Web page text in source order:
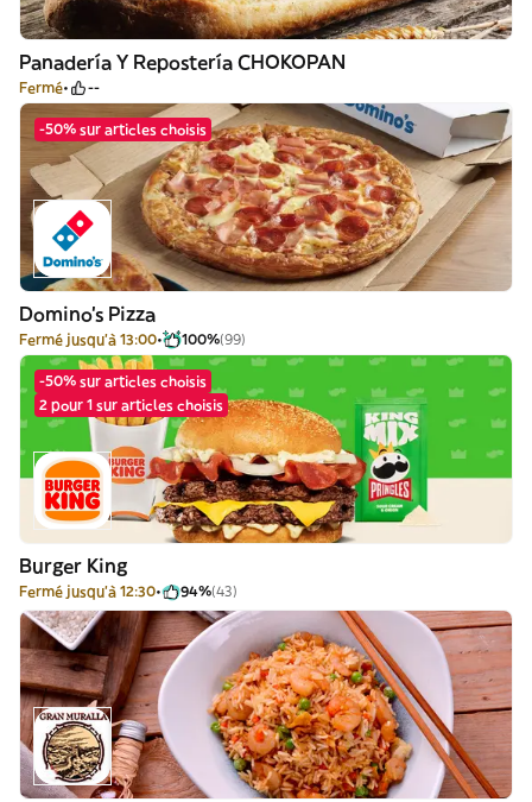
Panadería Y Repostería CHOKOPAN
Fermé --
-50% sur articles choisis
Domino's Pizza
Fermé jusqu'à 13:00 100%(99)
-50% sur articles choisis
2 pour 1 sur articles choisis
Burger King
Fermé jusqu'à 12:30 94%(43)